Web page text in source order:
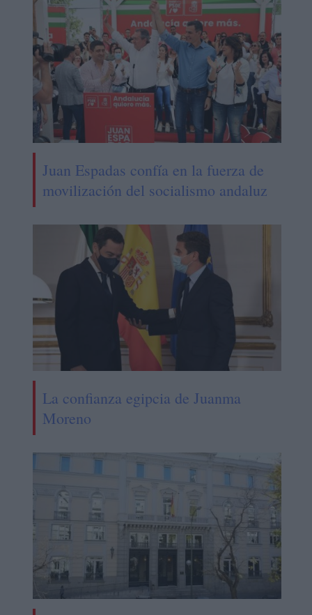
Juan Espadas confía en la fuerza de
movilización del socialismo andaluz
La confianza egipcia de Juanma
Moreno